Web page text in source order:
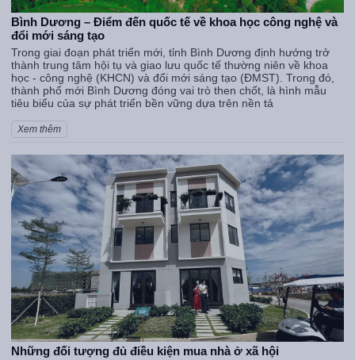
Bình Dương – Điểm đến quốc tế về khoa học công nghệ và
đổi mới sáng tạo
Trong giai đoạn phát triển mới, tỉnh Bình Dương định hướng trở
thành trung tâm hội tụ và giao lưu quốc tế thường niên về khoa
học - công nghệ (KHCN) và đổi mới sáng tạo (ĐMST). Trong đó,
thành phố mới Bình Dương đóng vai trò then chốt, là hình mẫu
tiêu biểu của sự phát triển bền vững dựa trên nền tả
Xem thêm
Những đối tượng đủ điều kiện mua nhà ở xã hội